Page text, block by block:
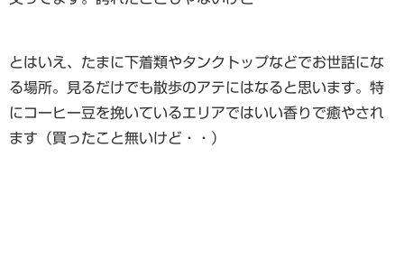
とはいえ、たまに下着類やタンクトップなどでお世話にな
る場所。見るだけでも散歩のアテにはなると思います。特
にコーヒー豆を挽いているエリアではいい香りで癒やされ
ます（買ったこと無いけど・・）